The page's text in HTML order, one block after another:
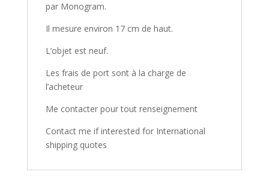
par Monogram.
Il mesure environ 17 cm de haut.
L’objet est neuf.
Les frais de port sont à la charge de
l’acheteur
Me contacter pour tout renseignement
Contact me if interested for International
shipping quotes